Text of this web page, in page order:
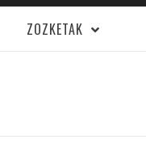
ZOZKETAK